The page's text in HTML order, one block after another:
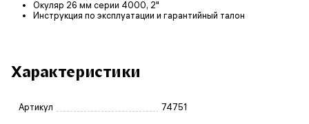
Окуляр 26 мм серии 4000, 2"
Инструкция по эксплуатации и гарантийный талон
Характеристики
Артикул 74751